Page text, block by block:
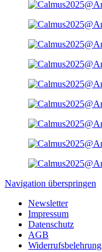
Navigation überspringen
Newsletter
Impressum
Datenschutz
AGB
Widerrufsbelehrung